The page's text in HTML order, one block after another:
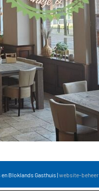
Bloklands Gasthuis |website-beheer